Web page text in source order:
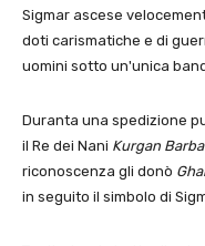
Sigmar ascese
doti carismatiche e di
uomini sotto un'unica
Duranta una spedizione
il Re dei Nani Kurgan
riconoscenza gli donò
in seguito il simbolo di